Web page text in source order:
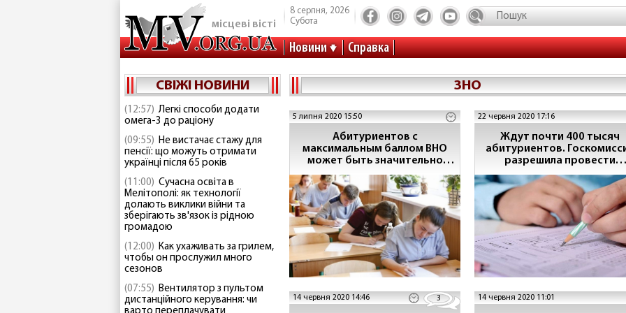
місцеві вісті
8 серпня, 2026
Субота
Новини Справка
СВІЖІ НОВИНИ
(12:57) Легкі способи додати
омега-3 до раціону
(09:55) Не вистачає стажу для
пенсії: що можуть отримати
українці після 65 років
(11:00) Сучасна освіта в
Мелітополі: як технології
долають виклики війни та
зберігають зв'язок із рідною
громадою
(12:00) Как ухаживать за грилем,
чтобы он прослужил много
сезонов
(07:55) Вентилятор з пультом
дистанційного керування: чи
ЗНО
5 липня 2020 15:50
Абитуриентов с
максимальным баллом ВНО
может быть значительно
больше, чем в 2019
22 червня 2020 17:16
Ждут почти 400 тысяч
абитуриентов.
разрешила провести
ВНО-2020 в Украине
14 червня 2020 14:46 3 14 червня 2020 11:01